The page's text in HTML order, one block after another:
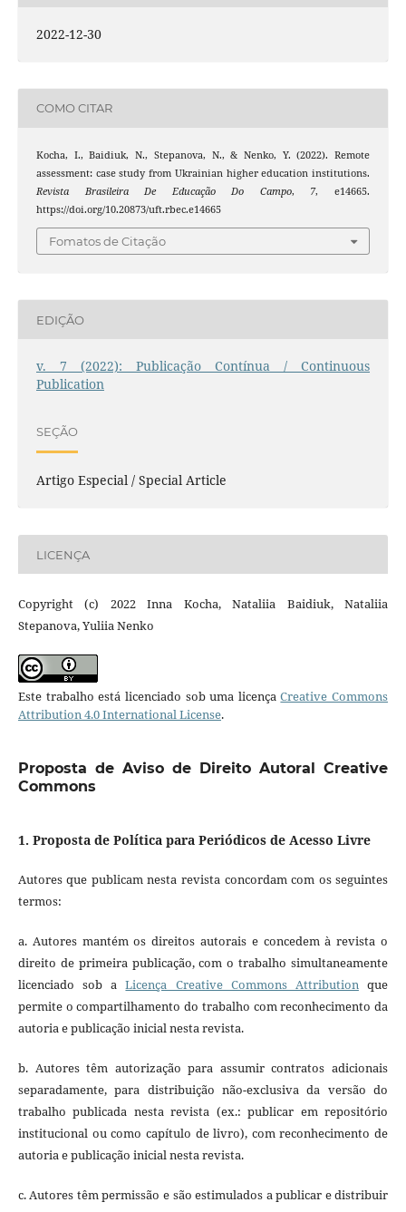
2022-12-30
COMO CITAR
Kocha, I., Baidiuk, N., Stepanova, N., & Nenko, Y. (2022). Remote
assessment: case study from Ukrainian higher education institutions.
Revista Brasileira De Educação Do Campo, 7, e14665.
https://doi.org/10.20873/uft.rbec.e14665
Fomatos de Citação
EDIÇÃO
v. 7 (2022): Publicação Contínua / Continuous
Publication
SEÇÃO
Artigo Especial / Special Article
LICENÇA
Copyright (c) 2022 Inna Kocha, Nataliia Baidiuk, Nataliia
Stepanova, Yuliia Nenko
Este trabalho está licenciado sob uma licençaCreative Commons
Attribution 4.0 International License.
Proposta de Aviso de Direito Autoral Creative
Commons
1. Proposta de Política para Periódicos de Acesso Livre
Autores que publicam nesta revista concordam com os seguintes
termos:
a. Autores mantém os direitos autorais e concedem à revista o
direito de primeira publicação, com o trabalho simultaneamente
licenciado sob aLicença Creative Commons Attribution que
permite o compartilhamento do trabalho com reconhecimento da
autoria e publicação inicial nesta revista.
b. Autores têm autorização para assumir contratos adicionais
separadamente, para distribuição não-exclusiva da versão do
trabalho publicada nesta revista (ex.: publicar em repositório
institucional ou como capítulo de livro), com reconhecimento de
autoria e publicação inicial nesta revista.
c. Autores têm permissão e são estimulados a publicar e distribuir